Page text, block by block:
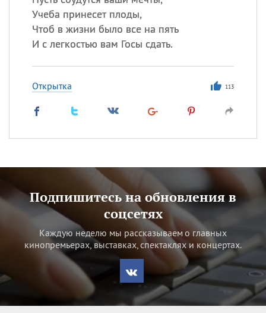
Учеба принесет плоды,
Чтоб в жизни было все на пять
И с легкостью вам Госы сдать.
Открытка 113
Подпишитесь на обновления в
соцсетях
Каждую неделю мы рассказываем о главных
кинопремьерах, выставках, спектаклях и концертах.